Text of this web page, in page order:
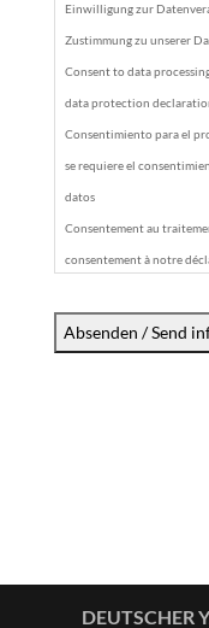
Einwilligung zur
Zustimmung zu unserer
Consent to data
data protection
Consentimiento para el
se requiere el
datos
Consentement au
consentement à notre
I assure that I have given
DEUTSCHER